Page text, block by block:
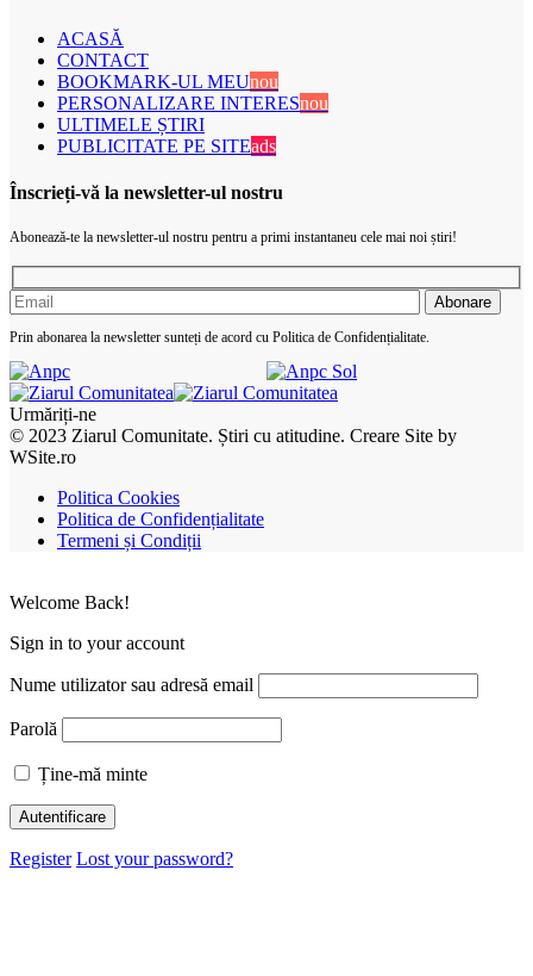
ACASĂ
CONTACT
BOOKMARK-UL MEUnou
PERSONALIZARE INTERESnou
ULTIMELE ȘTIRI
PUBLICITATE PE SITEads
Înscrieți-vă la newsletter-ul nostru
Abonează-te la newsletter-ul nostru pentru a primi instantaneu cele mai noi știri!
Prin abonarea la newsletter sunteți de acord cu Politica de Confidențialitate.
Urmăriți-ne
© 2023 Ziarul Comunitate. Știri cu atitudine. Creare Site by
WSite.ro
Politica Cookies
Politica de Confidențialitate
Termeni și Condiții
Welcome Back!
Sign in to your account
Nume utilizator sau adresă email
Parolă
Ține-mă minte
Register Lost your password?